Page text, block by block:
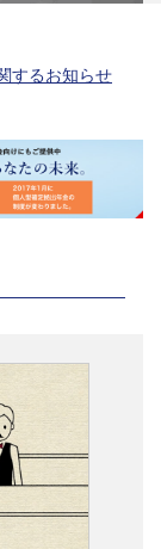
するお知らせ